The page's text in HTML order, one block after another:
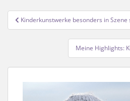
Beitragsnavigation
Kinderkunstwerke besonders in
Meine Highlights: